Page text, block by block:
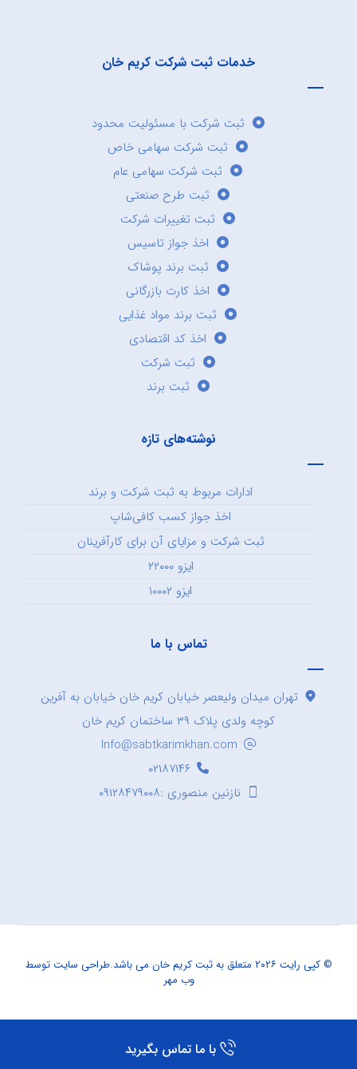
خدمات ثبت شرکت کریم خان
ثبت شرکت با مسئولیت محدود
ثبت شرکت سهامی خاص
ثبت شرکت سهامی عام
ثبت طرح صنعتی
ثبت تغییرات شرکت
اخذ جواز تاسیس
ثبت برند پوشاک
اخذ کارت بازرگانی
ثبت برند مواد غذایی
اخذ کد اقتصادی
ثبت شرکت
ثبت برند
نوشته‌های تازه
ادارات مربوط به ثبت شرکت و برند
اخذ جواز کسب کافی‌شاپ
ثبت شرکت و مزایای آن برای کارآفرینان
ایزو ۲۲۰۰۰
ایزو ۱۰۰۰۲
تماس با ما
تهران میدان ولیعصر خیابان کریم خان خیابان به آفرین
کوچه ولدی پلاک ۳۹ ساختمان کریم خان
Info@sabtkarimkhan.com
۰۲۱۸۷۱۴۶
نازنین منصوری :۰۹۱۲۸۴۷۹۰۰۸
© کپی رایت ۲۰۲۶ متعلق به ثبت کریم خان می باشد. طراحی سایتتوسط
وب مهر
با ما تماس بگیرید